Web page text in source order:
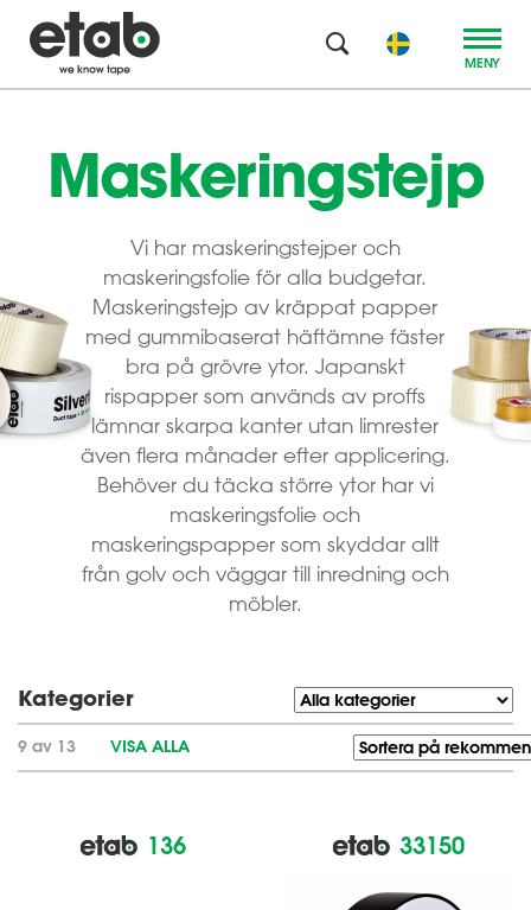
MENY
Maskeringstejp
Vi har maskeringstejper och
maskeringsfolie för alla budgetar.
Maskeringstejp av kräppat papper
med gummibaserat häftämne fäster
bra på grövre ytor. Japanskt
rispapper som används av proffs
lämnar skarpa kanter utan limrester
även flera månader efter applicering.
Behöver du täcka större ytor har vi
maskeringsfolie och
maskeringspapper som skyddar allt
från golv och väggar till inredning och
möbler.
Kategorier
9 av 13 VISA ALLA
136 33150